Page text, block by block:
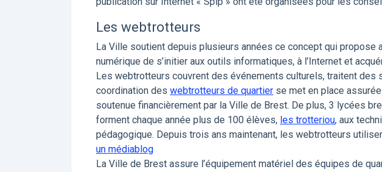
Les webtrotteurs
La Ville soutient depuis plusieurs années ce concept qui propose
numérique de s’initier aux outils informatiques, à l’Internet et
Les webtrotteurs couvrent des événements culturels, traitent des
coordination des webtrotteurs de quartier se met en place
soutenue financièrement par la Ville de Brest. De plus, 3 lycées
forment chaque année plus de 100 élèves, les trotteriou, aux
pédagogique. Depuis trois ans maintenant, les webtrotteurs
un médiablog
La Ville de Brest assure l’équipement matériel des équipes de